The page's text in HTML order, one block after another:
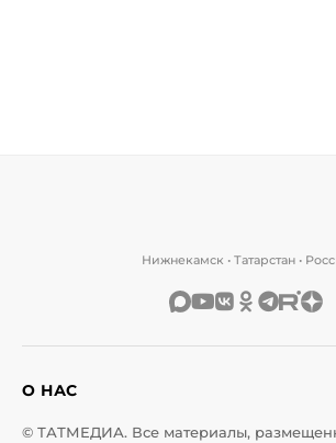
Нижнекамск • Татарстан •
О НАС
© ТАТМЕДИА. Все материалы,